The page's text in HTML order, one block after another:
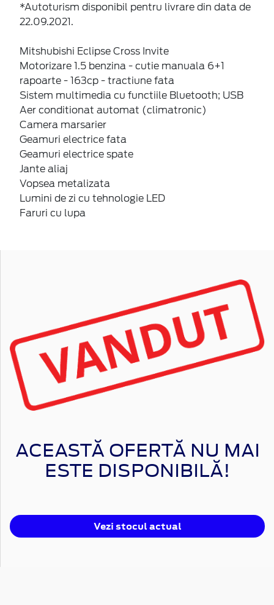
*Autoturism disponibil pentru livrare din data de
22.09.2021.
Mitshubishi Eclipse Cross Invite
Motorizare 1.5 benzina - cutie manuala 6+1
rapoarte - 163cp - tractiune fata
Sistem multimedia cu functiile Bluetooth; USB
Aer conditionat automat (climatronic)
Camera marsarier
Geamuri electrice fata
Geamuri electrice spate
Jante aliaj
Vopsea metalizata
Lumini de zi cu tehnologie LED
Faruri cu lupa
ACEASTĂ OFERTĂ NU MAI
ESTE DISPONIBILĂ!
Vezi stocul actual